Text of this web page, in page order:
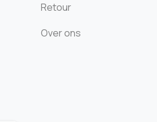
Retour
Over ons